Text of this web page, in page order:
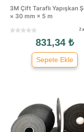
3M Çift Taraflı Yapışkan
× 30 mm × 5 m
2
831,34 ₺
Sepete Ekle